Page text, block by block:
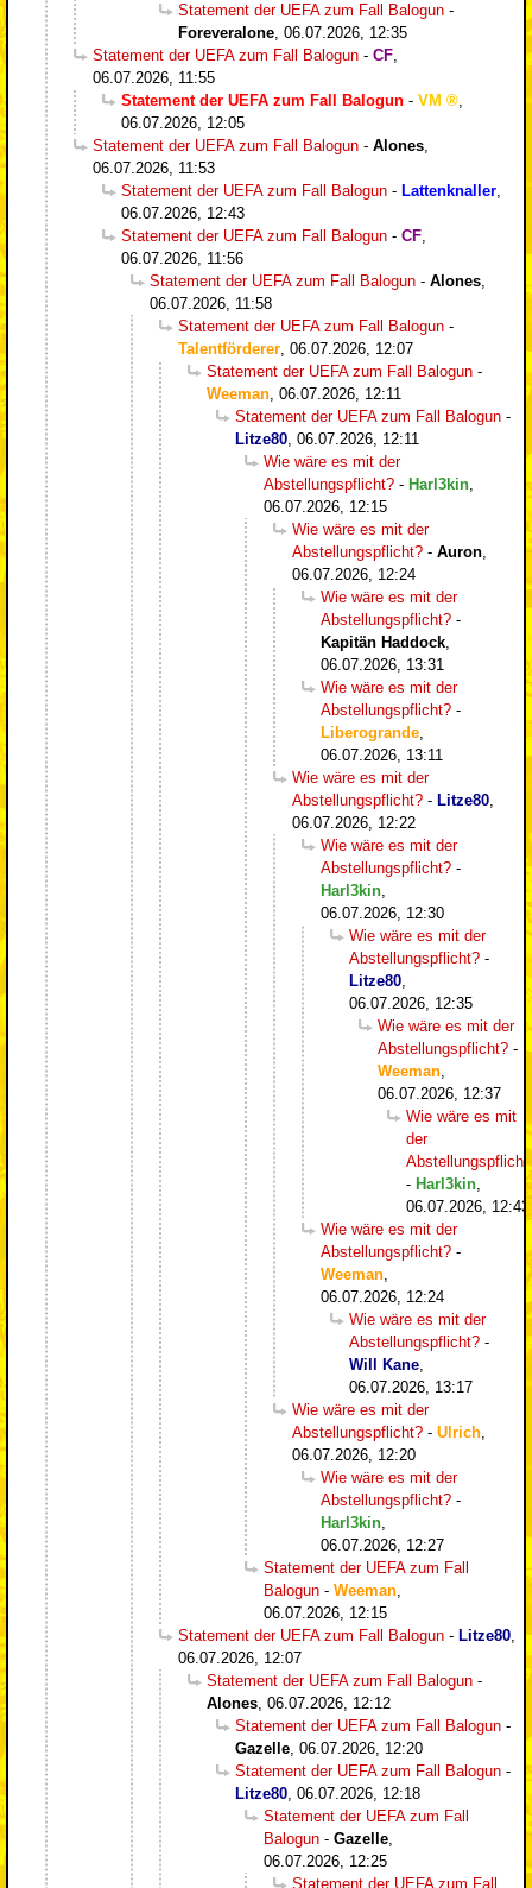
Statement der UEFA zum Fall Balogun -
Foreveralone, 06.07.2026, 12:35
Statement der UEFA zum Fall Balogun - CF,
06.07.2026, 11:55
Statement der UEFA zum Fall Balogun - VM
,
06.07.2026, 12:05
Statement der UEFA zum Fall Balogun - Alones,
06.07.2026, 11:53
Statement der UEFA zum Fall Balogun - Lattenknaller,
06.07.2026, 12:43
Statement der UEFA zum Fall Balogun - CF,
06.07.2026, 11:56
Statement der UEFA zum Fall Balogun - Alones,
06.07.2026, 11:58
Statement der UEFA zum Fall Balogun -
Talentförderer, 06.07.2026, 12:07
Statement der UEFA zum Fall Balogun -
Weeman, 06.07.2026, 12:11
Statement der UEFA zum Fall Balogun -
Litze80, 06.07.2026, 12:11
Wie wäre es mit der
Abstellungspflicht? - Harl3kin,
06.07.2026, 12:15
Wie wäre es mit der
Abstellungspflicht? - Auron,
06.07.2026, 12:24
Wie wäre es mit der
Abstellungspflicht? -
Kapitän Haddock,
06.07.2026, 13:31
Wie wäre es mit der
Abstellungspflicht? -
Liberogrande,
06.07.2026, 13:11
Wie wäre es mit der
Abstellungspflicht? - Litze80,
06.07.2026, 12:22
Wie wäre es mit der
Abstellungspflicht? -
Harl3kin,
06.07.2026, 12:30
Wie wäre es mit der
Abstellungspflicht? -
Litze80,
06.07.2026, 12:35
Wie wäre es mit der
Abstellungspflicht? -
Weeman,
06.07.2026, 12:37
Wie wäre es mit
der
- Harl3kin,
06.07.2026, 12:43
Wie wäre es mit der
Abstellungspflicht? -
Weeman,
06.07.2026, 12:24
Wie wäre es mit der
Abstellungspflicht? -
Will Kane,
06.07.2026, 13:17
Wie wäre es mit der
Abstellungspflicht? - Ulrich,
06.07.2026, 12:20
Wie wäre es mit der
Abstellungspflicht? -
Harl3kin,
06.07.2026, 12:27
Statement der UEFA zum Fall
Balogun - Weeman,
06.07.2026, 12:15
Statement der UEFA zum Fall Balogun - Litze80,
06.07.2026, 12:07
Statement der UEFA zum Fall Balogun -
Alones, 06.07.2026, 12:12
Statement der UEFA zum Fall Balogun -
Gazelle, 06.07.2026, 12:20
Statement der UEFA zum Fall Balogun -
Litze80, 06.07.2026, 12:18
Statement der UEFA zum Fall
Balogun - Gazelle,
06.07.2026, 12:25
Statement der UEFA zum Fall